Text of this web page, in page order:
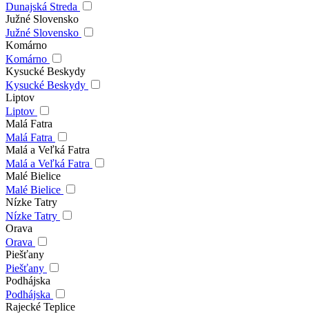
Dunajská Streda
Južné Slovensko
Južné Slovensko
Komárno
Komárno
Kysucké Beskydy
Kysucké Beskydy
Liptov
Liptov
Malá Fatra
Malá Fatra
Malá a Veľká Fatra
Malá a Veľká Fatra
Malé Bielice
Malé Bielice
Nízke Tatry
Nízke Tatry
Orava
Orava
Piešťany
Piešťany
Podhájska
Podhájska
Rajecké Teplice